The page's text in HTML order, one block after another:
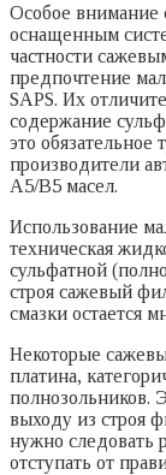
Особое внимание
оснащенным
частности
предпочтение
SAPS. Их
содержание
это обязательное
производители
A5/B5 масел.
Использование
техническая
сульфатной
строя сажевый
смазки остается
Некоторые
платина,
полнозольников.
выходу из строя
нужно следовать
отступать от